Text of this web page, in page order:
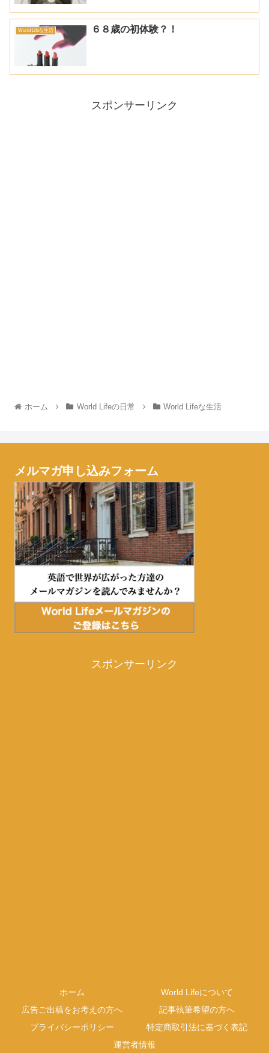
World Lifeな生活 ６８歳の初体験？！
スポンサーリンク
ホーム World Lifeの日常 World Lifeな生活
メルマガ申し込みフォーム
スポンサーリンク
ホーム
World Lifeについて
広告ご出稿をお考えの方へ
記事執筆希望の方へ
プライバシーポリシー
特定商取引法に基づく表記
運営者情報